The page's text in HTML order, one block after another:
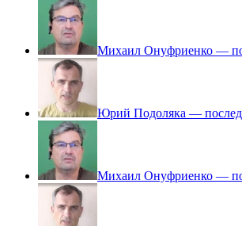
Михаил Онуфриенко —
Юрий Подоляка —
Михаил Онуфриенко —